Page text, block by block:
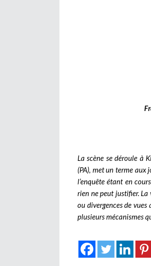
La scène se déroule à
(PA), met un terme aux
l’enquête étant en
rien ne peut justifier. La
ou divergences de
plusieurs mécanismes